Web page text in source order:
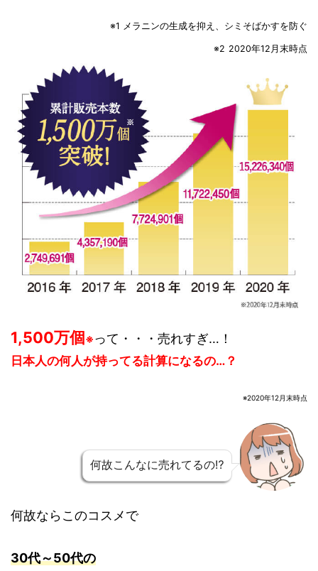
※1 メラニンの生成を抑え、シミそばかすを防ぐ
※2 2020年12月末時点
1,500万個 ※って・・・売れすぎ…！
日本人の何人が持ってる計算になるの…？
※2020年12月末時点
何故こんなに売れてるの⁉
何故ならこのコスメで
30代～50代の